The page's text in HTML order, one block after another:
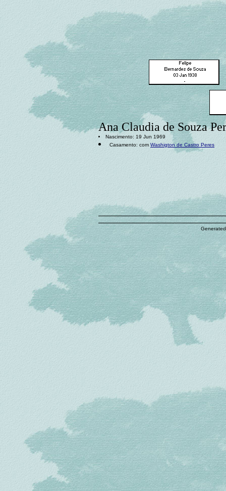
Ana Claudia de Souza
Nascimento: 19 Jun 1969
Casamento: com Washigton de Castro Peres